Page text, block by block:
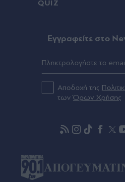
QUIZ
Eγγραφείτε στο
Αποδοχή της
τωνΌρων Χρήσης